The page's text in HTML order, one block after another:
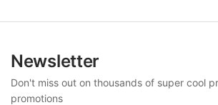
Newsletter
Don't miss out on thousands of super cool
promotions